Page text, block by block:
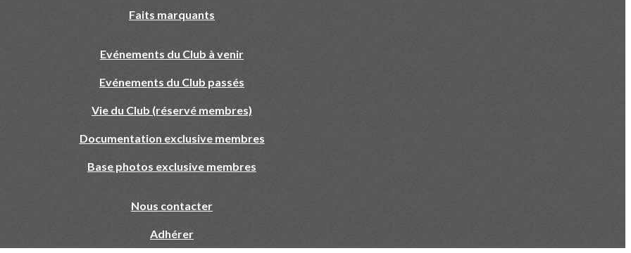
Faits marquants
Evénements du Club à venir
Evénements du Club passés
Vie du Club (réservé membres)
Documentation exclusive membres
Base photos exclusive membres
Nous contacter
Adhérer